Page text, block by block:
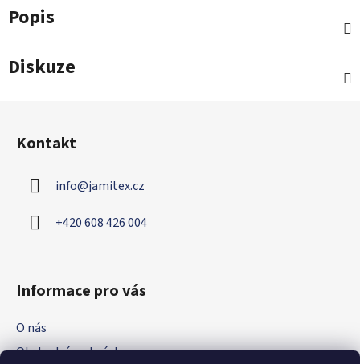
Popis
Diskuze
Kontakt
info@jamitex.cz
+420 608 426 004
Informace pro vás
O nás
Obchodní podmínky